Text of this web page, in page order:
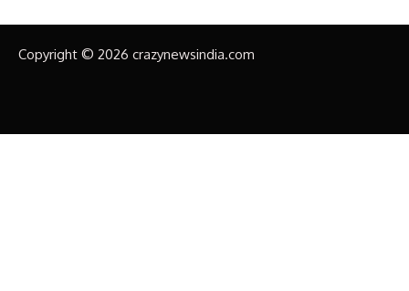
Copyright © 2026 crazynewsindia.com